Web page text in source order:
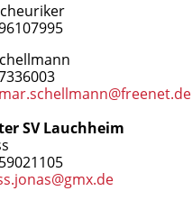
SV Lauchheim